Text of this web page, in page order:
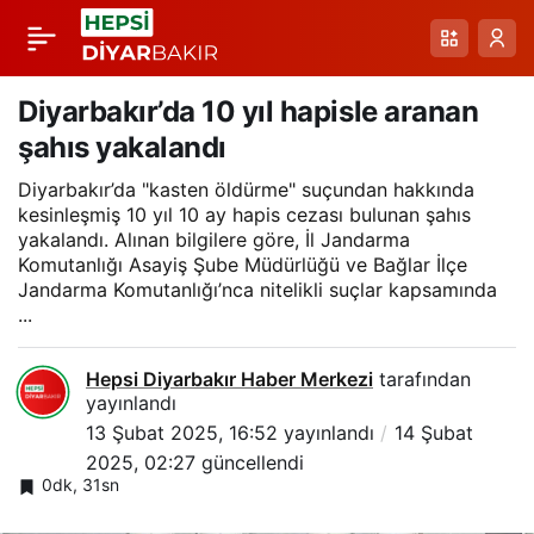
Diyarbakır’da 10 yıl hapisle aranan
şahıs yakalandı
Diyarbakır’da "kasten öldürme" suçundan hakkında
kesinleşmiş 10 yıl 10 ay hapis cezası bulunan şahıs
yakalandı. Alınan bilgilere göre, İl Jandarma
Komutanlığı Asayiş Şube Müdürlüğü ve Bağlar İlçe
Jandarma Komutanlığı’nca nitelikli suçlar kapsamında
...
Hepsi Diyarbakır Haber Merkezi tarafından
yayınlandı
13 Şubat 2025, 16:52 yayınlandı
14 Şubat
2025, 02:27 güncellendi
0dk, 31sn
Diyarbakır’da kar
yağışı nedeniyle
kapanan 216 yol
ulaşıma açıldı
Paylaş